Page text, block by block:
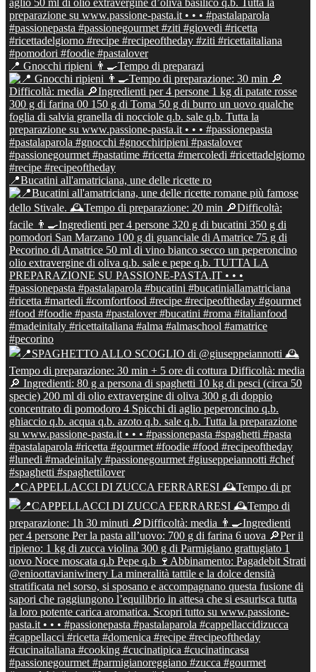
📍 Gnocchi ripieni 👨‍🍳Tempo di preparazi
📍Bucatini all'amatriciana, une delle ricette ro
📍CAPPELLACCI DI ZUCCA FERRARESI 🕰Tempo di pr